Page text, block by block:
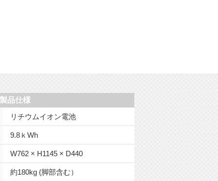
製品仕様
リチウムイオン電池
9.8ｋWh
W762 × H1145 × D440
約180kg (脚部含む）